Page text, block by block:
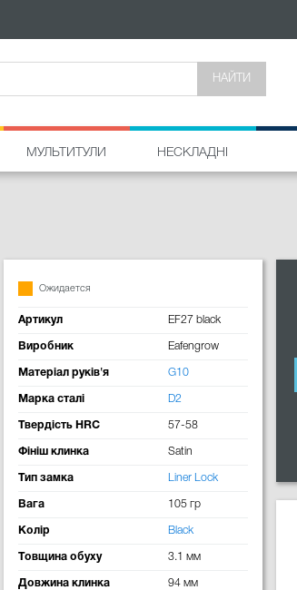
НАЙТИ
МУЛЬТИТУЛИ НЕСКЛАДНІ
Ожидается
Артикул EF27 black
Виробник Eafengrow
Матеріал руків'я G10
Марка сталі D2
Твердість HRC 57-58
Фініш клинка Satin
Тип замка Liner Lock
Вага 105 гр
Колір Black
Товщина обуху 3.1 мм
Довжина клинка 94 мм